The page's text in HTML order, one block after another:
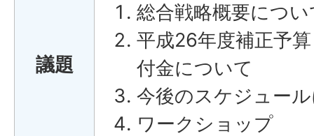
議題
総合戦略概要につい
平成26年度補正予
付金について
今後のスケジュー
ワークショップ